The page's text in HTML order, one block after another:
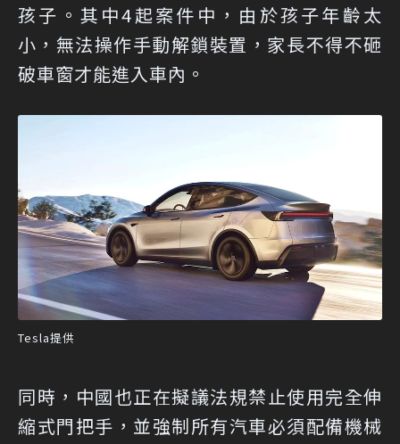
孩子。其中4起案件中，由於孩子年齡太
小，無法操作手動解鎖裝置，家​​長不得不砸
破車窗才能進入車內。
Tesla提供
同時，中國也正在擬議法規禁止使用完全伸
縮式門把手，並強制所有汽車必須配備機械